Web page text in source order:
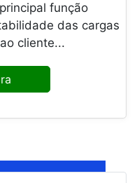
função
das cargas
cliente...